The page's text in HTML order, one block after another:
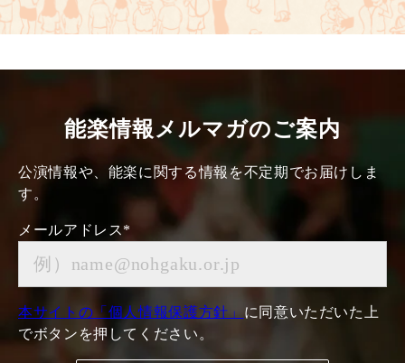
能楽情報メルマガのご案内
公演情報や、能楽に関する情報を不定期でお届けしま
す。
メールアドレス*
本サイトの「個人情報保護方針」 に同意いただいた上
でボタンを押してください。